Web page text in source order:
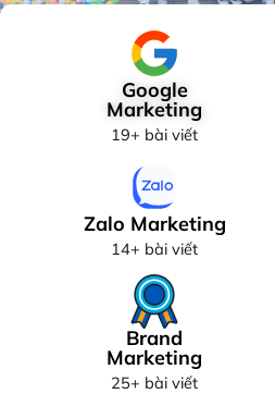
Google
Marketing
19+ bài viết
Zalo Marketing
14+ bài viết
Brand
Marketing
25+ bài viết